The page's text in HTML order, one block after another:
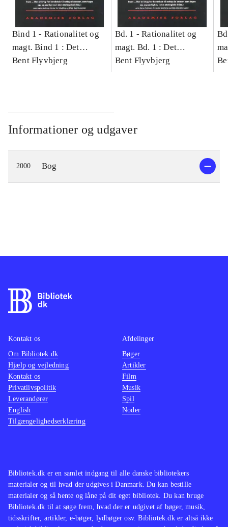
Bind 1 - Rationalitet og
magt. Bind 1 : Det
konkretes videnskab
Bent Flyvbjerg
Bd. 1 -Rationalitet og
magt. Bd. 1 : Det
konkretes videnskab
Bent Flyvbjerg
Informationer og udgaver
2000 Bog
Bibliotek.dk er en samlet indgang til alle danske bibliotekers
materialer og til hvad der udgives i Danmark. Du kan bestille
materialer og så hente og låne på dit eget bibliotek. Du kan bruge
Bibliotek.dk til at søge frem, hvad der er udgivet af bøger, musik,
tidsskrifter, artikler, e-bøger, lydbøger osv. Bibliotek.dk er altså ikke
Kontakt os
Om Bibliotek.dk
Hjælp og vejledning
Kontakt os
Privatlivspolitik
Leverandører
English
Tilgængelighedserklæring
Afdelinger
Bøger
Artikler
Film
Musik
Spil
Noder